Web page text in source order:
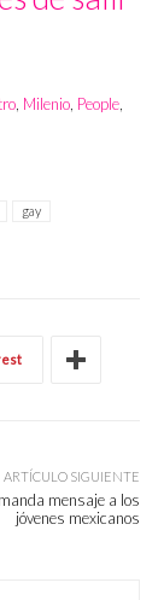
, Milenio, People,
gay
ARTÍCULO SIGUIENTE
mensaje a los
jóvenes mexicanos